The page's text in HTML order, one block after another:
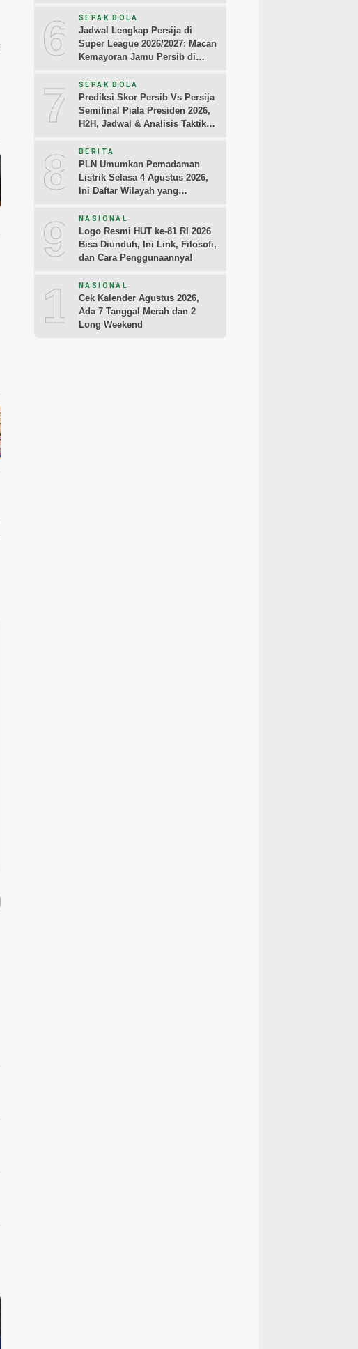
6 SEPAK BOLA
Jadwal Lengkap Persija di
Super League 2026/2027: Macan
Kemayoran Jamu Persib di
7 SEPAK BOLA
Prediksi Skor Persib Vs Persija
Semifinal Piala Presiden 2026,
H2H, Jadwal & Analisis Taktik
8 BERITA
PLN Umumkan Pemadaman
Listrik Selasa 4 Agustus 2026,
Ini Daftar Wilayah yang
9 NASIONAL
Logo Resmi HUT ke-81 RI 2026
Bisa Diunduh, Ini Link, Filosofi,
dan Cara Penggunaannya!
10NASIONAL
Cek Kalender Agustus 2026,
Ada 7 Tanggal Merah dan 2
Long Weekend